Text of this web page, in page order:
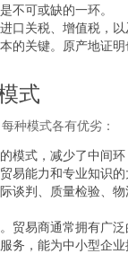
不可或缺的一环。
口关税、增值税，以
的关键。原产地证明
式
种模式各有优劣：
模式，减少了中间环
易能力和专业知识的
谈判、质量检验、物
贸易商通常拥有广
务，能为中小型企业